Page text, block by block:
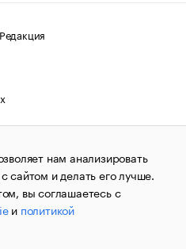
Редакция
авторских прав
1995–2026.Сообщения
агентства «РБК»
службой по надзору в сфере
и массовых
за номером ИА
пометкой «РБК». Отдельные
нам анализировать
сайтом и делать его лучше.
вы соглашаетесь с
и политикой